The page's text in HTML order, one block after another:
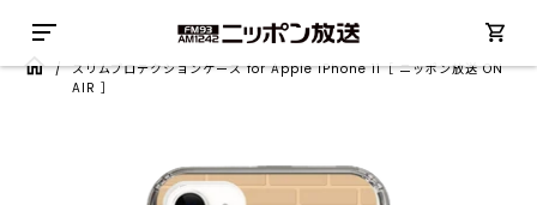
/スリムプロテクションケース for Apple iPhone 11［ ニッポン放送 ON
AIR ］